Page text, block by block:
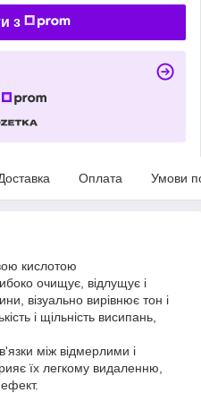
з
Оплата Умови
кислотою
очищує, відлущує і
візуально вирівнює тон і
і щільність висипань,
між відмерлими і
їх легкому видаленню,